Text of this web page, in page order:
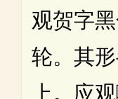
观贺字
轮。其
上。应